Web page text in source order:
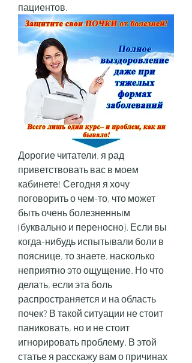
пациентов.
Дорогие читатели, я рад
приветствовать вас в моем
кабинете! Сегодня я хочу
поговорить о чем-то, что может
быть очень болезненным
(буквально и переносно). Если вы
когда-нибудь испытывали боли в
пояснице, то знаете, насколько
неприятно это ощущение. Но что
делать, если эта боль
распространяется и на область
почек? В такой ситуации не стоит
паниковать, но и не стоит
игнорировать проблему. В этой
статье я расскажу вам о причинах